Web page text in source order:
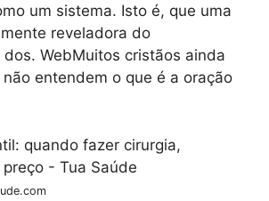
um sistema. Isto é, que uma
reveladora do
WebMuitos cristãos ainda
entendem o que é a oração